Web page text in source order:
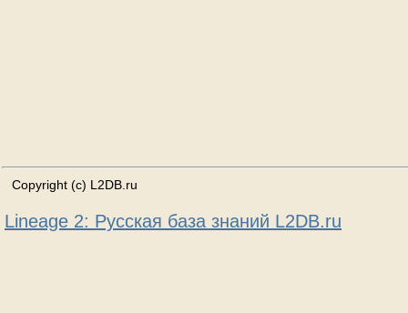
Copyright (c) L2DB.ru
Lineage 2: Русская база знаний L2DB.ru